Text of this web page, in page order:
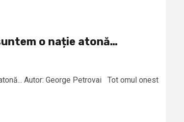
o nație atonă…
Autor: George Petrovai Tot omul onest